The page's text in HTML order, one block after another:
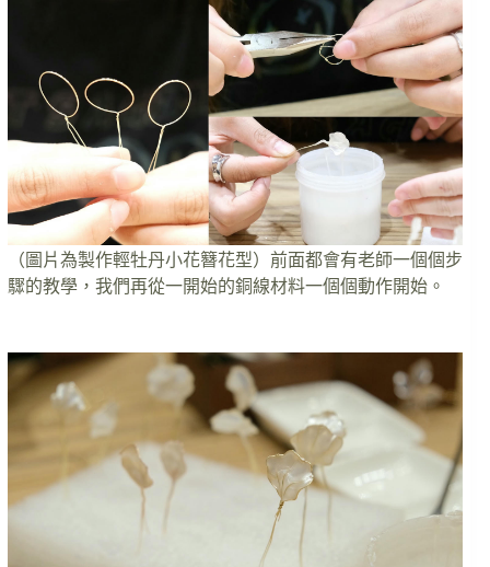
（圖片為製作輕牡丹小花簪花型）前面都會有老師一個個步
驟的教學，我們再從一開始的銅線材料一個個動作開始。